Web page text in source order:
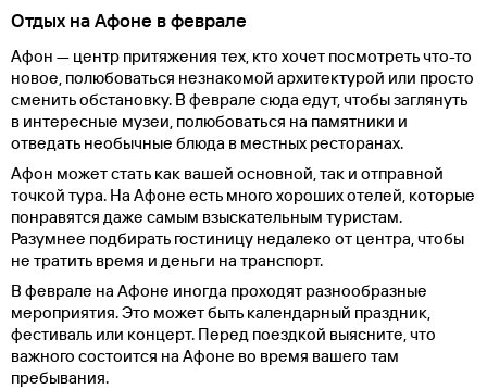
Отдых на Афоне в феврале
Афон — центр притяжения тех, кто хочет посмотреть что-то
новое, полюбоваться незнакомой архитектурой или просто
сменить обстановку. В феврале сюда едут, чтобы заглянуть
в интересные музеи, полюбоваться на памятники и
отведать необычные блюда в местных ресторанах.
Афон может стать как вашей основной, так и отправной
точкой тура. На Афоне есть много хороших отелей, которые
понравятся даже самым взыскательным туристам.
Разумнее подбирать гостиницу недалеко от центра, чтобы
не тратить время и деньги на транспорт.
В феврале на Афоне иногда проходят разнообразные
мероприятия. Это может быть календарный праздник,
фестиваль или концерт. Перед поездкой выясните, что
важного состоится на Афоне во время вашего там
пребывания.